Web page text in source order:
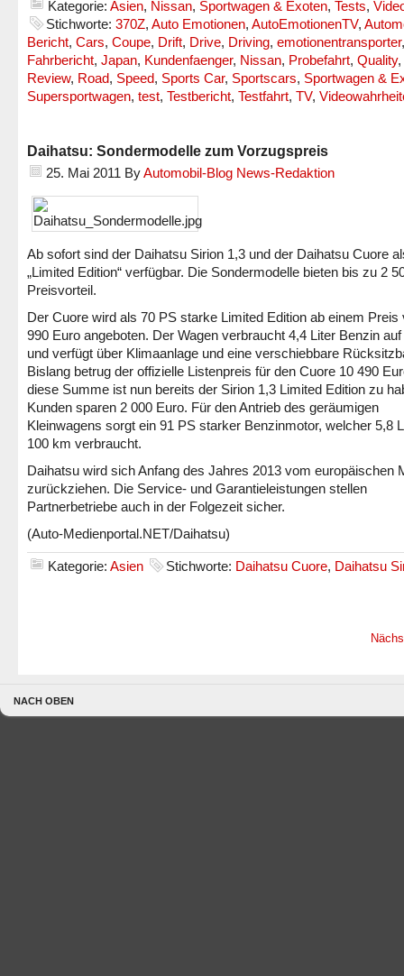
Kategorie: Asien, Nissan, Sportwagen & Exoten, Tests,
Stichworte: 370Z, Auto Emotionen, AutoEmotionenTV,
Bericht, Cars, Coupe, Drift, Drive, Driving, emotionentransporter,
Fahrbericht, Japan, Kundenfaenger, Nissan, Probefahrt, Quality,
Review, Road, Speed, Sports Car, Sportscars, Sportwagen &
Supersportwagen, test, Testbericht, Testfahrt, TV,
Daihatsu: Sondermodelle zum Vorzugspreis
25. Mai 2011 ByAutomobil-Blog News-Redaktion
Ab sofort sind der Daihatsu Sirion 1,3 und der Daihatsu Cuore
„Limited Edition“ verfügbar. Die Sondermodelle bieten bis zu 2
Preisvorteil.
Der Cuore wird als 70 PS starke Limited Edition ab einem Preis
990 Euro angeboten. Der Wagen verbraucht 4,4 Liter Benzin
und verfügt über Klimaanlage und eine verschiebbare
Bislang betrug der offizielle Listenpreis für den Cuore 10 490
diese Summe ist nun bereits der Sirion 1,3 Limited Edition zu
Kunden sparen 2 000 Euro. Für den Antrieb des geräumigen
Kleinwagens sorgt ein 91 PS starker Benzinmotor, welcher 5,8
100 km verbraucht.
Daihatsu wird sich Anfang des Jahres 2013 vom europäischen
zurückziehen. Die Service- und Garantieleistungen stellen
Partnerbetriebe auch in der Folgezeit sicher.
(Auto-Medienportal.NET/Daihatsu)
Kategorie: Asien Stichworte: Daihatsu Cuore, Daihatsu
NACH OBEN